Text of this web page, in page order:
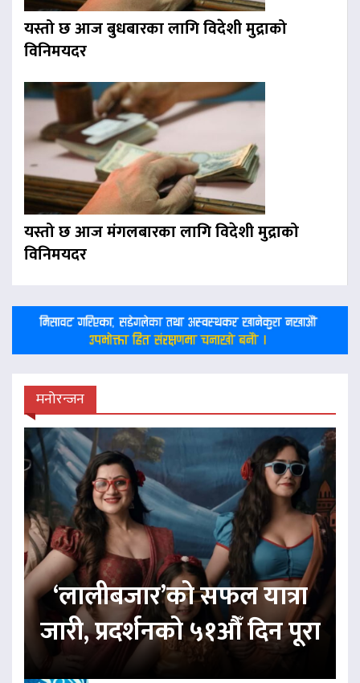
यस्तो छ आज बुधबारका लागि विदेशी मुद्राको
विनिमयदर
यस्तो छ आज मंगलबारका लागि विदेशी मुद्राको
विनिमयदर
मनोरन्जन
‘लालीबजार’को सफल यात्रा
जारी, प्रदर्शनको ५१औँ दिन पूरा